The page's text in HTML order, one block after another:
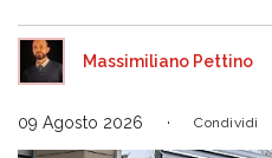
Massimiliano Pettino
09 Agosto 2026 Condividi